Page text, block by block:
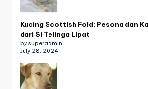
Kucing Scottish Fold: Pesona dan
dari Si Telinga Lipat
by superadmin
July 28, 2024